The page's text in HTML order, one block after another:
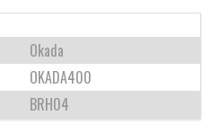
Okada
OKADA400
BRH04